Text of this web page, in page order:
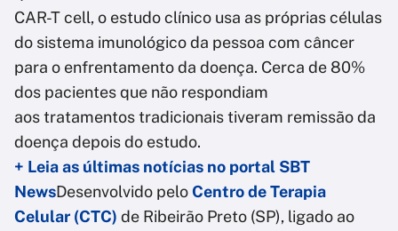
CAR-T cell, o estudo clínico usa as próprias células
do sistema imunológico da pessoa com câncer
para o enfrentamento da doença. Cerca de 80%
dos pacientes que não respondiam
aos tratamentos tradicionais tiveram remissão da
doença depois do estudo.
+ Leia as últimas notícias no portal SBT
NewsDesenvolvido peloCentro de Terapia
Celular (CTC) de Ribeirão Preto (SP), ligado ao